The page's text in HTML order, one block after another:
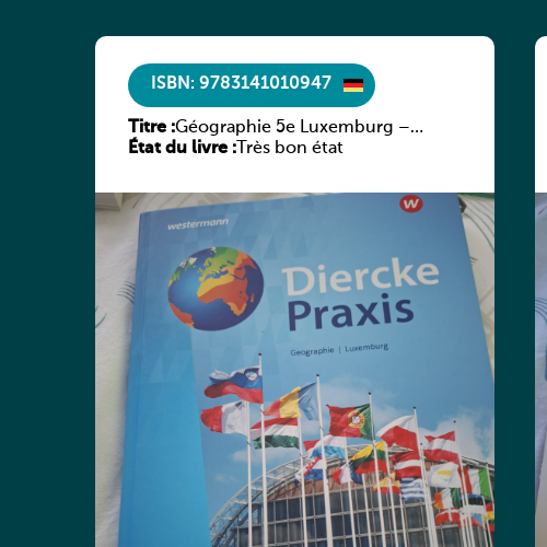
ISBN: 9783141010947
Titre :Géographie 5e Luxemburg –
Diercke Praxis
État du livre : Très bon état